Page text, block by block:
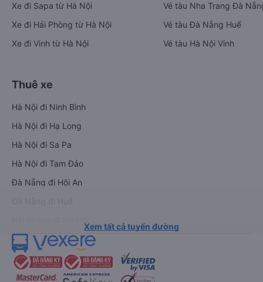
Xe đi Sapa từ Hà Nội
Xe đi Hải Phòng từ Hà Nội
Xe đi Vinh từ Hà Nội
Vé tàu Nha Trang Đà
Vé tàu Đà Nẵng Huế
Vé tàu Hà Nội Vinh
Thuê xe
Hà Nội đi Ninh Bình
Hà Nội đi Hạ Long
Hà Nội đi Sa Pa
Hà Nội đi Tam Đảo
Đà Nẵng đi Hội An
Xem tất cả tuyến đường